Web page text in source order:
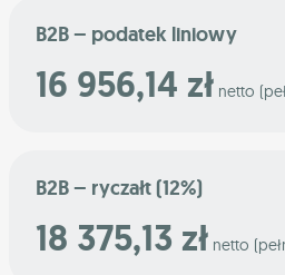
B2B – podatek liniowy
16 956,14 zł netto
B2B – ryczałt (12%)
18 375,13 zł netto